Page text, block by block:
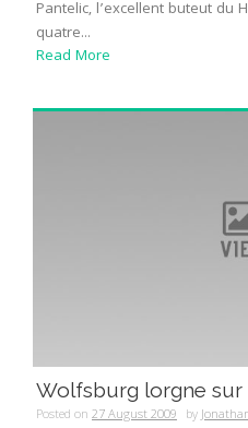
Pantelic, l’excellent buteut du
quatre...
Read More
Wolfsburg lorgne sur
Posted on 27 August 2009 by